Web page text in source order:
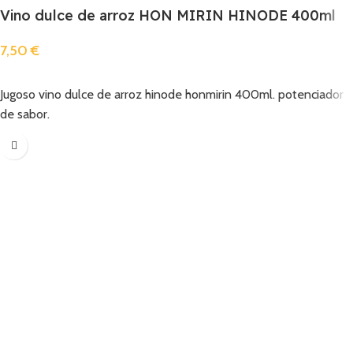
Vino dulce de arroz HON MIRIN HINODE 400ml
7,50€
Jugoso vino dulce de arroz hinode honmirin 400ml. potenciador
de sabor.